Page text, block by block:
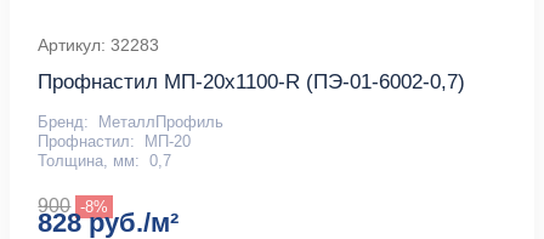
Артикул: 32283
Профнастил МП-20x1100-R (ПЭ-01-6002-0,7)
Бренд:
МеталлПрофиль
Профнастил:
МП-20
Толщина, мм: 0,7
900 -8%
828 руб./м²